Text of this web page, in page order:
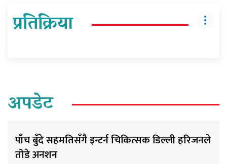
प्रतिक्रिया
अपडेट
पाँच बुँदे सहमतिसँगै इन्टर्न चिकित्सक डिल्ली हरिजनले
तोडे अनशन